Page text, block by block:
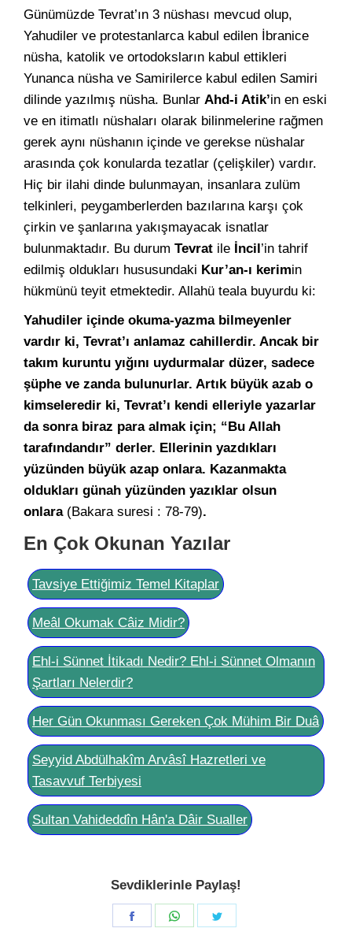
Günümüzde Tevrat’ın 3 nüshası mevcud olup,
Yahudiler ve protestanlarca kabul edilen İbranice
nüsha, katolik ve ortodoksların kabul ettikleri
Yunanca nüsha ve Samirilerce kabul edilen Samiri
dilinde yazılmış nüsha. Bunlar Ahd-i Atik’in en eski
ve en itimatlı nüshaları olarak bilinmelerine rağmen
gerek aynı nüshanın içinde ve gerekse nüshalar
arasında çok konularda tezatlar (çelişkiler) vardır.
Hiç bir ilahi dinde bulunmayan, insanlara zulüm
telkinleri, peygamberlerden bazılarına karşı çok
çirkin ve şanlarına yakışmayacak isnatlar
bulunmaktadır. Bu durum Tevrat ile İncil’in tahrif
edilmiş oldukları hususundaki Kur’an-ı kerimin
hükmünü teyit etmektedir. Allahü teala buyurdu ki:
Yahudiler içinde okuma-yazma bilmeyenler
vardır ki, Tevrat’ı anlamaz cahillerdir. Ancak bir
takım kuruntu yığını uydurmalar düzer, sadece
şüphe ve zanda bulunurlar. Artık büyük azab o
kimseleredir ki, Tevrat’ı kendi elleriyle yazarlar
da sonra biraz para almak için; “Bu Allah
tarafındandır” derler. Ellerinin yazdıkları
yüzünden büyük azap onlara. Kazanmakta
oldukları günah yüzünden yazıklar olsun
onlara(Bakara suresi : 78-79).
En Çok Okunan Yazılar
Tavsiye Ettiğimiz Temel Kitaplar
Meâl Okumak Câiz Midir?
Ehl-i Sünnet İtikadı Nedir? Ehl-i Sünnet Olmanın
Şartları Nelerdir?
Her Gün Okunması Gereken Çok Mühim Bir Duâ
Seyyid Abdülhakîm Arvâsî Hazretleri ve
Tasavvuf Terbiyesi
Sultan Vahideddîn Hân'a Dâir Sualler
Sevdiklerinle Paylaş!
Share
Share